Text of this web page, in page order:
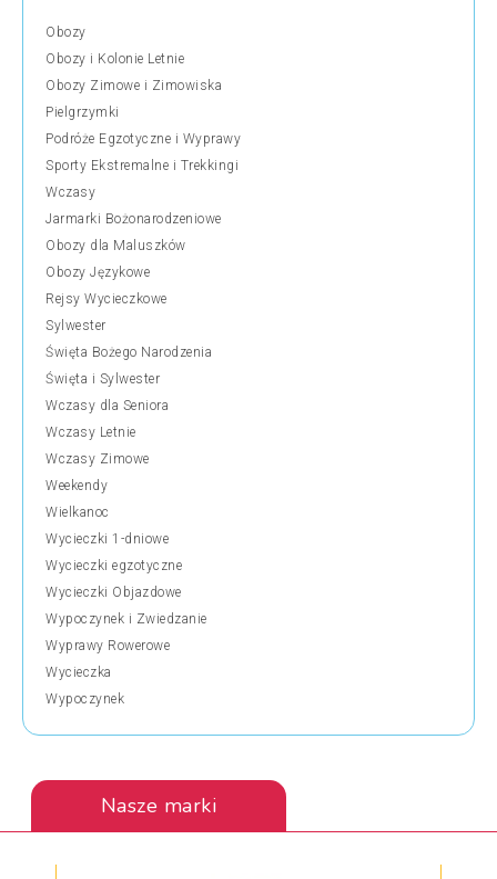
Obozy
Obozy i Kolonie Letnie
Obozy Zimowe i Zimowiska
Pielgrzymki
Podróże Egzotyczne i Wyprawy
Sporty Ekstremalne i Trekkingi
Wczasy
Jarmarki Bożonarodzeniowe
Obozy dla Maluszków
Obozy Językowe
Rejsy Wycieczkowe
Sylwester
Święta Bożego Narodzenia
Święta i Sylwester
Wczasy dla Seniora
Wczasy Letnie
Wczasy Zimowe
Weekendy
Wielkanoc
Wycieczki 1-dniowe
Wycieczki egzotyczne
Wycieczki Objazdowe
Wypoczynek i Zwiedzanie
Wyprawy Rowerowe
Wycieczka
Wypoczynek
Nasze marki